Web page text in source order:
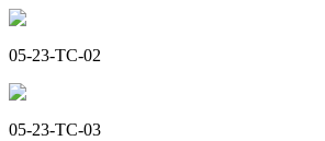
05-23-TC-02
05-23-TC-03